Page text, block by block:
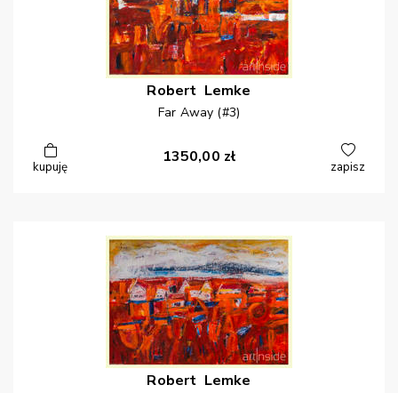
Robert Lemke
Far Away (#3)
kupuję
1350,00 zł
zapisz
Robert Lemke